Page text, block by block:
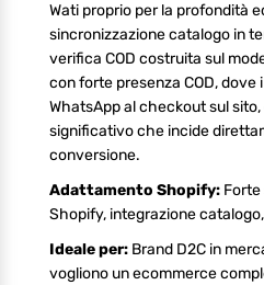
Wati proprio per la profondità
sincronizzazione catalogo in
verifica COD costruita sul
con forte presenza COD,
WhatsApp al checkout sul
significativo che incide
conversione.
Adattamento Shopify:
Shopify, integrazione
Ideale per: Brand D2C in
vogliono un ecommerce